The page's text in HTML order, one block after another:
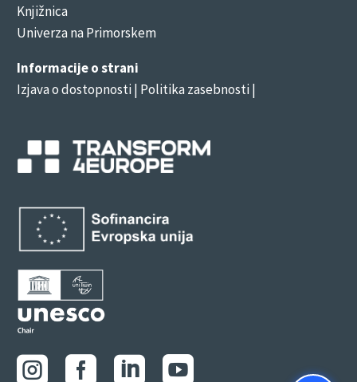
Knjižnica
Univerza na Primorskem
Informacije o strani
Izjava o dostopnosti| Politika zasebnosti |
   